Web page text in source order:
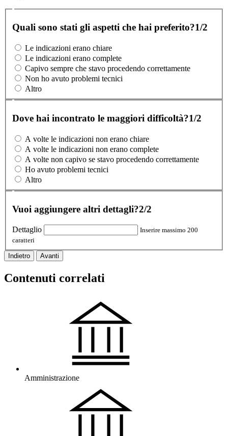
Quali sono stati gli aspetti che hai preferito?1/2
Le indicazioni erano chiare
Le indicazioni erano complete
Capivo sempre che stavo procedendo correttamente
Non ho avuto problemi tecnici
Altro
Dove hai incontrato le maggiori difficoltà?1/2
A volte le indicazioni non erano chiare
A volte le indicazioni non erano complete
A volte non capivo se stavo procedendo correttamente
Ho avuto problemi tecnici
Altro
Vuoi aggiungere altri dettagli?2/2
Dettaglio
Inserire massimo 200
caratteri
Indietro Avanti
Contenuti correlati
Amministrazione